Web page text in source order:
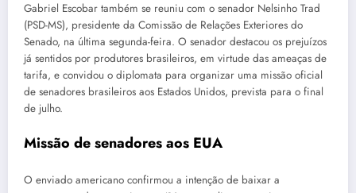
Gabriel Escobar também se reuniu com o senador Nelsinho Trad
(PSD-MS), presidente da Comissão de Relações Exteriores do
Senado, na última segunda-feira. O senador destacou os prejuízos
já sentidos por produtores brasileiros, em virtude das ameaças de
tarifa, e convidou o diplomata para organizar uma missão oficial
de senadores brasileiros aos Estados Unidos, prevista para o final
de julho.
Missão de senadores aos EUA
O enviado americano confirmou a intenção de baixar a